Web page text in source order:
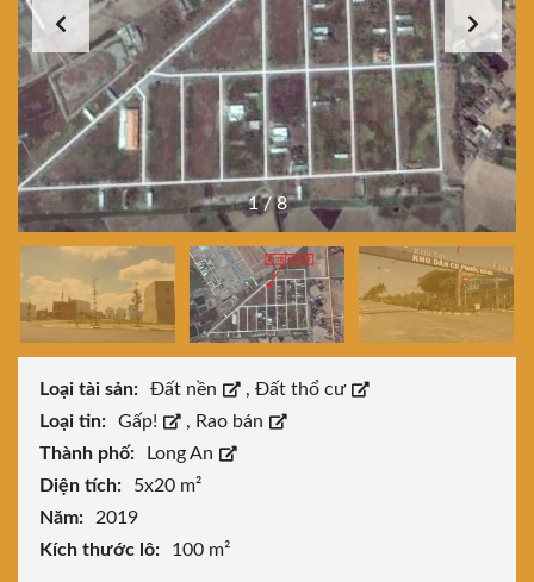
1/8
Loại tài sản: Đất nền , Đất thổ cư
Loại tin:
Gấp! , Rao bán
Thành phố:
Long An
Diện tích:
5x20 m²
Năm:
2019
Kích thước lô:
100 m²